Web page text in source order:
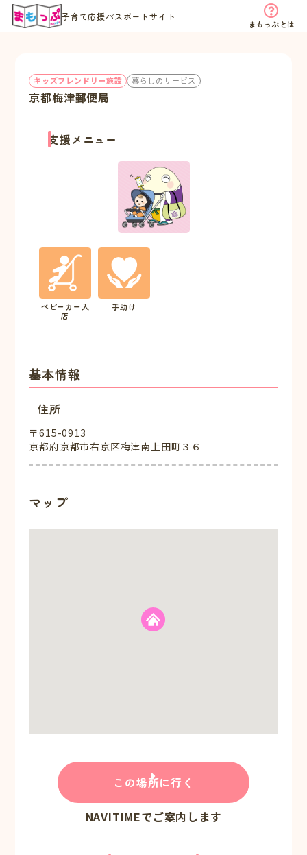
子育て応援パスポートサイト
まもっぷとは
キッズフレンドリー施設 暮らしのサービス
京都梅津郵便局
支援メニュー
ベビーカー入
店
手助け
基本情報
住所
〒615-0913
京都府京都市右京区梅津南上田町３６
マップ
この場所に行く
NAVITIMEでご案内します